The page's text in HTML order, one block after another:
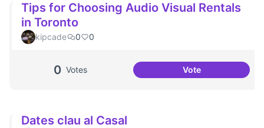
Tips for Choosing Audio Visual Rentals
in Toronto
kipcade 0 0
0 Votes VoteTips for
Dates clau al Casal